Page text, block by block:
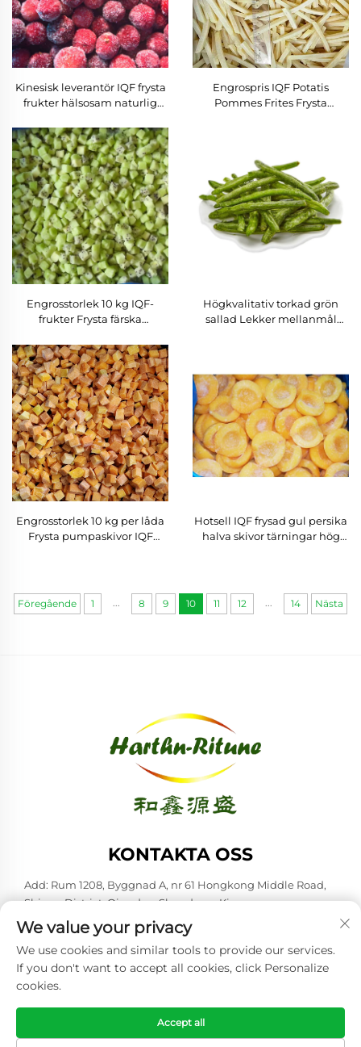
Kinesisk leverantör IQF frysta
frukter hälsosam naturlig
Engrospris IQF Potatis
Pommes Frites Frysta
Engrosstorlek 10 kg IQF-
frukter Frysta färska
Högkvalitativ torkad grön
sallad Lekker mellanmål
Engrosstorlek 10 kg per låda
Frysta pumpaskivor IQF
Hotsell IQF frysad gul persika
halva skivor tärningar hög
Föregående 1 ... 8 9 10 11 12 ... 14 Nästa
KONTAKTA OSS
Add: Rum 1208, Byggnad A, nr 61 Hongkong Middle Road,
Shinan District, Qingdao, Shandong, Kina
Tel:+86-53285879528
E-post: [email protected]
Upphovsrätt © 2026 Qingdao Harthn-ritune Corp., Ltd. Alla
rättigheter förbehållna. -Integritetspolicy
We value your privacy
We use cookies and similar tools to provide our services.
If you don't want to accept all cookies, click Personalize
cookies.
Accept all